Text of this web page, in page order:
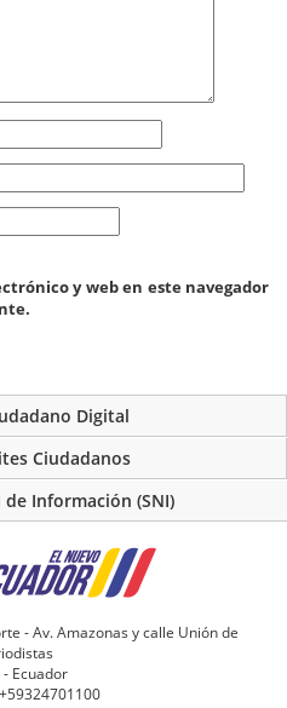
y web en este navegador
Digital
Ciudadanos
Información (SNI)
- Av. Amazonas y calle Unión de
Ecuador